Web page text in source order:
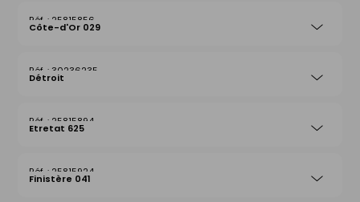
25815856
Côte-d'Or 029
30236235
Détroit
25815894
Etretat 625
25815924
Finistère 041